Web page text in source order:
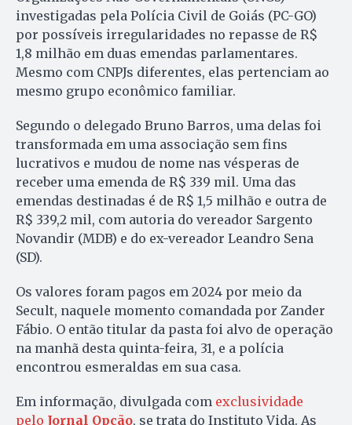
investigadas pela Polícia Civil de Goiás (PC-GO)
por possíveis irregularidades no repasse de R$
1,8 milhão em duas emendas parlamentares.
Mesmo com CNPJs diferentes, elas pertenciam ao
mesmo grupo econômico familiar.
Segundo o delegado Bruno Barros, uma delas foi
transformada em uma associação sem fins
lucrativos e mudou de nome nas vésperas de
receber uma emenda de R$ 339 mil. Uma das
emendas destinadas é de R$ 1,5 milhão e outra de
R$ 339,2 mil, com autoria do vereador Sargento
Novandir (MDB) e do ex-vereador Leandro Sena
(SD).
Os valores foram pagos em 2024 por meio da
Secult, naquele momento comandada por Zander
Fábio. O então titular da pasta foi alvo de operação
na manhã desta quinta-feira, 31, e a polícia
encontrou esmeraldas em sua casa.
Em informação, divulgada com exclusividade
pelo Jornal Opção, se trata do Instituto Vida. As